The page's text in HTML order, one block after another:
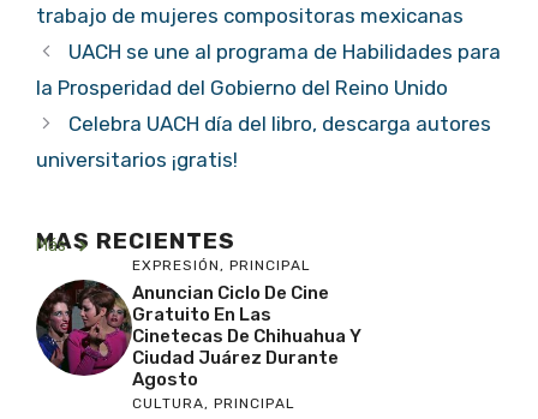
trabajo de mujeres compositoras mexicanas
UACH se une al programa de Habilidades para
la Prosperidad del Gobierno del Reino Unido
Celebra UACH día del libro, descarga autores
universitarios ¡gratis!
MAS RECIENTES
Más
EXPRESIÓN, PRINCIPAL
Anuncian Ciclo De Cine
Gratuito En Las
Cinetecas De Chihuahua Y
Ciudad Juárez Durante
Agosto
CULTURA, PRINCIPAL